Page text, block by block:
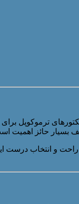
ترموکوپل
بسیار حائز اهمیت
و انتخاب درست